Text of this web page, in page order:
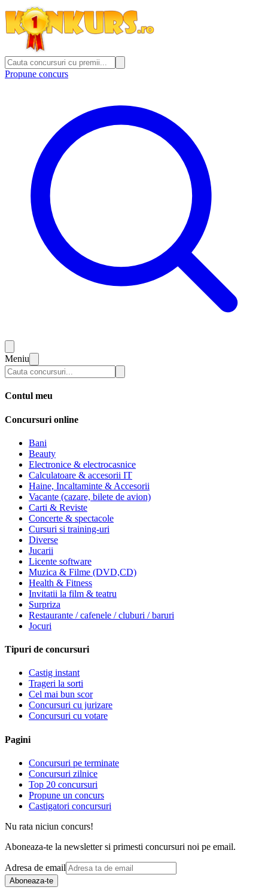
Propune concurs
Meniu
Contul meu
Concursuri online
Bani
Beauty
Electronice & electrocasnice
Calculatoare & accesorii IT
Haine, Incaltaminte & Accesorii
Vacante (cazare, bilete de avion)
Carti & Reviste
Concerte & spectacole
Cursuri si training-uri
Diverse
Jucarii
Licente software
Muzica & Filme (DVD,CD)
Health & Fitness
Invitatii la film & teatru
Surpriza
Restaurante / cafenele / cluburi / baruri
Jocuri
Tipuri de concursuri
Castig instant
Trageri la sorti
Cel mai bun scor
Concursuri cu jurizare
Concursuri cu votare
Pagini
Concursuri pe terminate
Concursuri zilnice
Top 20 concursuri
Propune un concurs
Castigatori concursuri
Nu rata niciun concurs!
Aboneaza-te la newsletter si primesti concursuri noi pe email.
Adresa de email
Aboneaza-te